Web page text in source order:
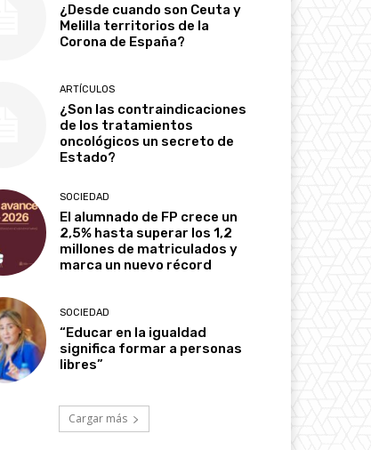
¿Desde cuando son Ceuta y
Melilla territorios de la
Corona de España?
ARTÍCULOS
¿Son las contraindicaciones
de los tratamientos
oncológicos un secreto de
Estado?
SOCIEDAD
El alumnado de FP crece un
2,5% hasta superar los 1,2
millones de matriculados y
marca un nuevo récord
SOCIEDAD
“Educar en la igualdad
significa formar a personas
libres”
Cargar más